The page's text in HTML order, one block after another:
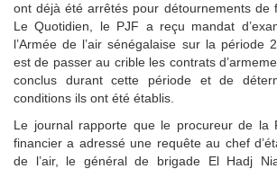
ont déjà été arrêtés pour détournements de
Le Quotidien, le PJF a reçu mandat
l’Armée de l’air sénégalaise sur la période
est de passer au crible les contrats
conclus durant cette période et de
conditions ils ont été établis.
Le journal rapporte que le procureur de la
financier a adressé une requête au chef
de l’air, le général de brigade El Hadj